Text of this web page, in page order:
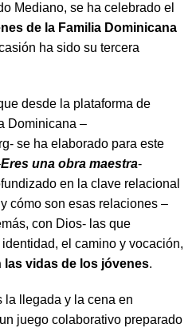
Mediano, se ha celebrado el
de la Familia Dominicana
ha sido su tercera
desde la plataforma de
Dominicana –
se ha elaborado para este
Eres una obra maestra-
en la clave relacional
cómo son esas relaciones –
con Dios- las que
el camino y vocación,
las vidas de los jóvenes.
la llegada y la cena en
juego colaborativo preparado